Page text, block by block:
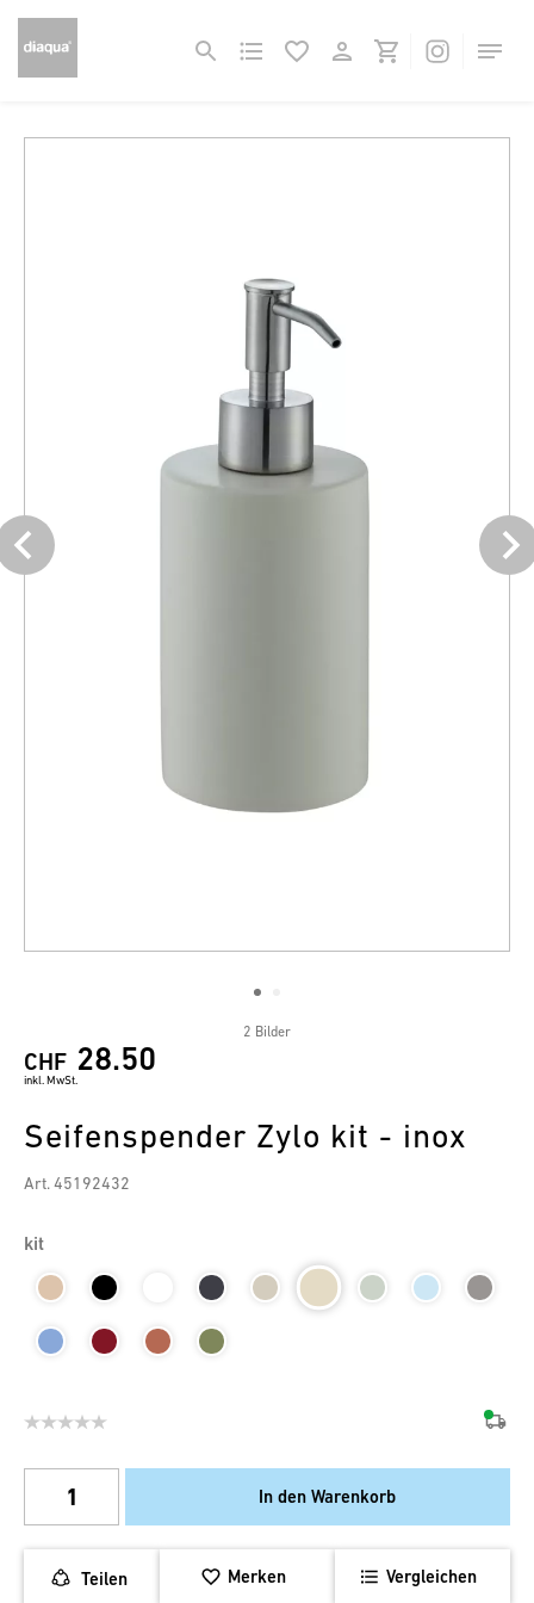
2 Bilder
CHF 28.50
inkl. MwSt.
Seifenspender Zylo kit - inox
Art. 45192432
kit
In den Warenkorb
Teilen Merken Vergleichen